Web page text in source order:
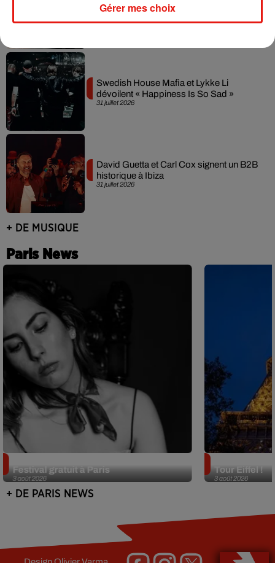
3 août 2026
leur mixtape créée en...
31 juillet 2026
Swedish House Mafia et Lykke Li
dévoilent « Happiness Is So Sad »
31 juillet 2026
David Guetta et Carl Cox signent un B2B
historique à Ibiza
+ DE MUSIQUE
Paris News
3 août 2026
Festival gratuit à Paris
3 août 2026
Tour Eiffel !
+ DE PARIS NEWS
Gérer mes choix